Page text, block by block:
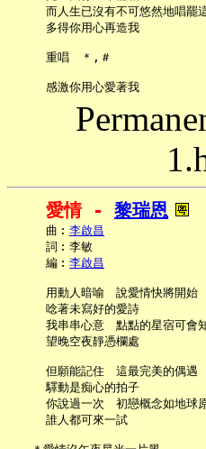
而人生已沒有不可悠然地唱罷
     多得你用心再造我
     重唱　＊,＃
愛情 - 黎瑞恩
     曲︰
李啟昌
     詞︰李敏
     編︰
李啟昌
     用動人暗喻　說愛情快將開始
     唸著未寫好的愛詩
我串串心意　點點的星宿可會
     望晚空夜靜憑欄處
     但願能記住　這最完美的偶遇
     驛動是痴心的拍子
你說過一次　初戀概念如地球
     誰人都可來一試